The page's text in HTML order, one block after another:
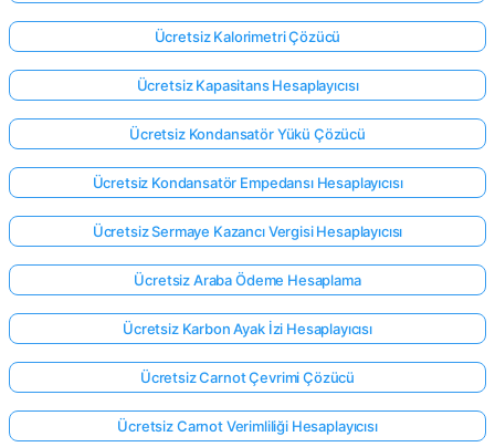
Ücretsiz Kalorimetri Çözücü
Ücretsiz Kapasitans Hesaplayıcısı
Ücretsiz Kondansatör Yükü Çözücü
Ücretsiz Kondansatör Empedansı Hesaplayıcısı
Ücretsiz Sermaye Kazancı Vergisi Hesaplayıcısı
Ücretsiz Araba Ödeme Hesaplama
Ücretsiz Karbon Ayak İzi Hesaplayıcısı
Ücretsiz Carnot Çevrimi Çözücü
Ücretsiz Carnot Verimliliği Hesaplayıcısı